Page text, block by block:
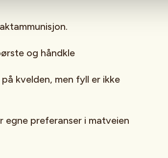
og håndkle
kvelden, men fyll er ikke
egne preferanser i matveien